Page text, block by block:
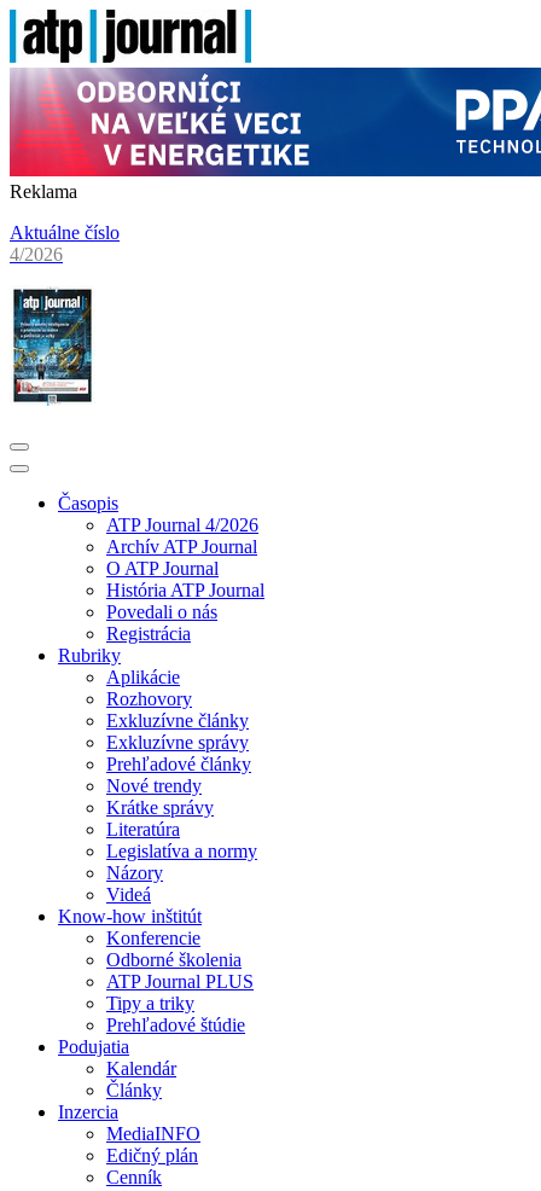
Reklama
Aktuálne číslo
4/2026
Časopis
ATP Journal 4/2026
Archív ATP Journal
O ATP Journal
História ATP Journal
Povedali o nás
Registrácia
Rubriky
Aplikácie
Rozhovory
Exkluzívne články
Exkluzívne správy
Prehľadové články
Nové trendy
Krátke správy
Literatúra
Legislatíva a normy
Názory
Videá
Know-how inštitút
Konferencie
Odborné školenia
ATP Journal PLUS
Tipy a triky
Prehľadové štúdie
Podujatia
Kalendár
Články
Inzercia
MediaINFO
Edičný plán
Cenník